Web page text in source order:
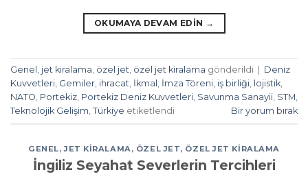
OKUMAYA DEVAM EDIN →
Genel , jet kiralama, özel jet, özel jet kiralama gönderildi
Deniz
Kuvvetleri, Gemiler, ihracat, İkmal , İmza Töreni, iş birliği, lojistik,
NATO, Portekiz, Portekiz Deniz Kuvvetleri, Savunma Sanayii, STM,
Teknolojik Gelişim, Türkiye etiketlendi Bir yorum bırak
GENEL,JET KIRALAMA, ÖZEL JET, ÖZEL JET KIRALAMA
İngiliz Seyahat Severlerin Tercihleri